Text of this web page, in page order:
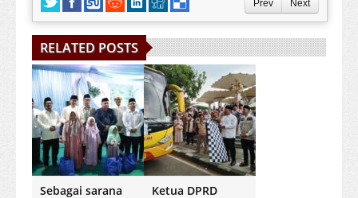
Prev Next
RELATED POSTS
Sebagai sarana
Ketua DPRD